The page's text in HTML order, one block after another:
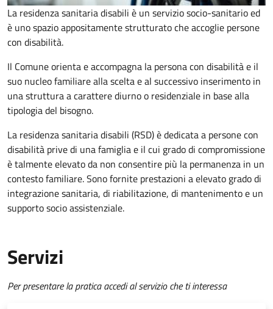
La residenza sanitaria disabili è un servizio socio-sanitario ed
è uno spazio appositamente strutturato che accoglie persone
con disabilità.
Il Comune orienta e accompagna la persona con disabilità e il
suo nucleo familiare alla scelta e al successivo inserimento in
una struttura a carattere diurno o residenziale in base alla
tipologia del bisogno.
La residenza sanitaria disabili (RSD) è dedicata a persone con
disabilità prive di una famiglia e il cui grado di compromissione
è talmente elevato da non consentire più la permanenza in un
contesto familiare. Sono fornite prestazioni a elevato grado di
integrazione sanitaria, di riabilitazione, di mantenimento e un
supporto socio assistenziale.
Servizi
Per presentare la pratica accedi al servizio che ti interessa